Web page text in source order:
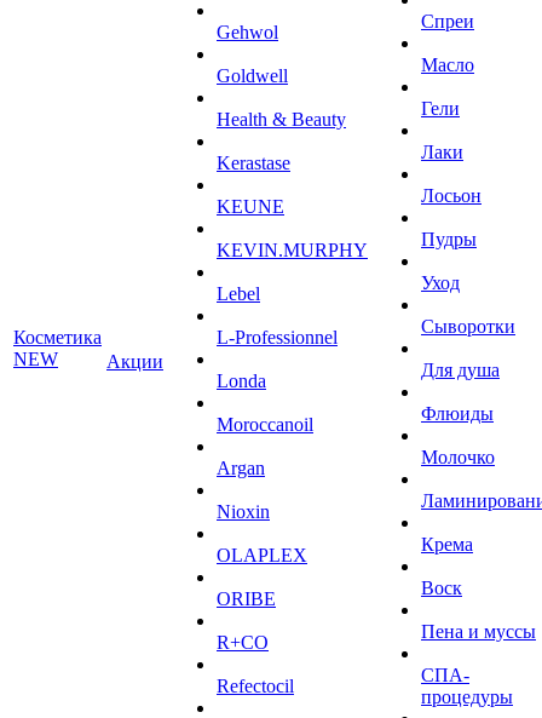
Косметика
NEW
Акции
Gehwol
Goldwell
Health & Beauty
Kerastase
KEUNE
KEVIN.MURPHY
Lebel
L-Professionnel
Londa
Moroccanoil
Argan
Niохin
OLAPLEX
ORIBE
R+CO
Refectocil
Спреи
Масло
Гели
Лаки
Лосьон
Пудры
Уход
Сыворотки
Для душа
Флюиды
Молочко
Крема
Воск
Пена и муссы
СПА-
процедуры